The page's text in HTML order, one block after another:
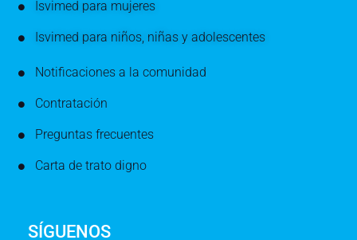
Isvimed para mujeres
Isvimed para niños, niñas y adolescentes
Notificaciones a la comunidad
Contratación
Preguntas frecuentes
Carta de trato digno
SÍGUENOS